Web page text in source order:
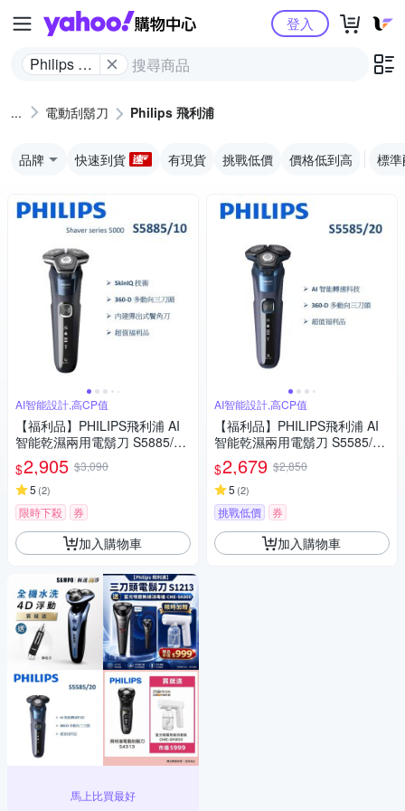
Yahoo購物中心
Philips 飛
登入
電動刮鬍刀 Philips 飛利浦
品牌 快速到貨 有現貨 挑戰低價 價格低到高 標
AI智能設計,高CP值
【福利品】PHILIPS飛利浦 AI
智能乾濕兩用電鬍刀 S5885/10
(一年保固)
$2,905 $3,090
5 (2)
限時下殺 券
加入購物車
馬上比買最好
AI智能設計,高CP值
【福利品】PHILIPS飛利浦 AI
智能乾濕兩用電鬍刀 S5585/20
(一年保固)
$2,679 $2,850
5 (2)
挑戰低價 券
加入購物車